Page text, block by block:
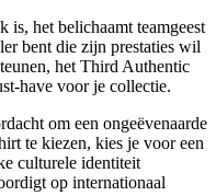
is, het belichaamt teamgeest
bent die zijn prestaties wil
het Third Authentic
have voor je collectie.
om een ongeëvenaarde
te kiezen, kies je voor een
culturele identiteit
op internationaal